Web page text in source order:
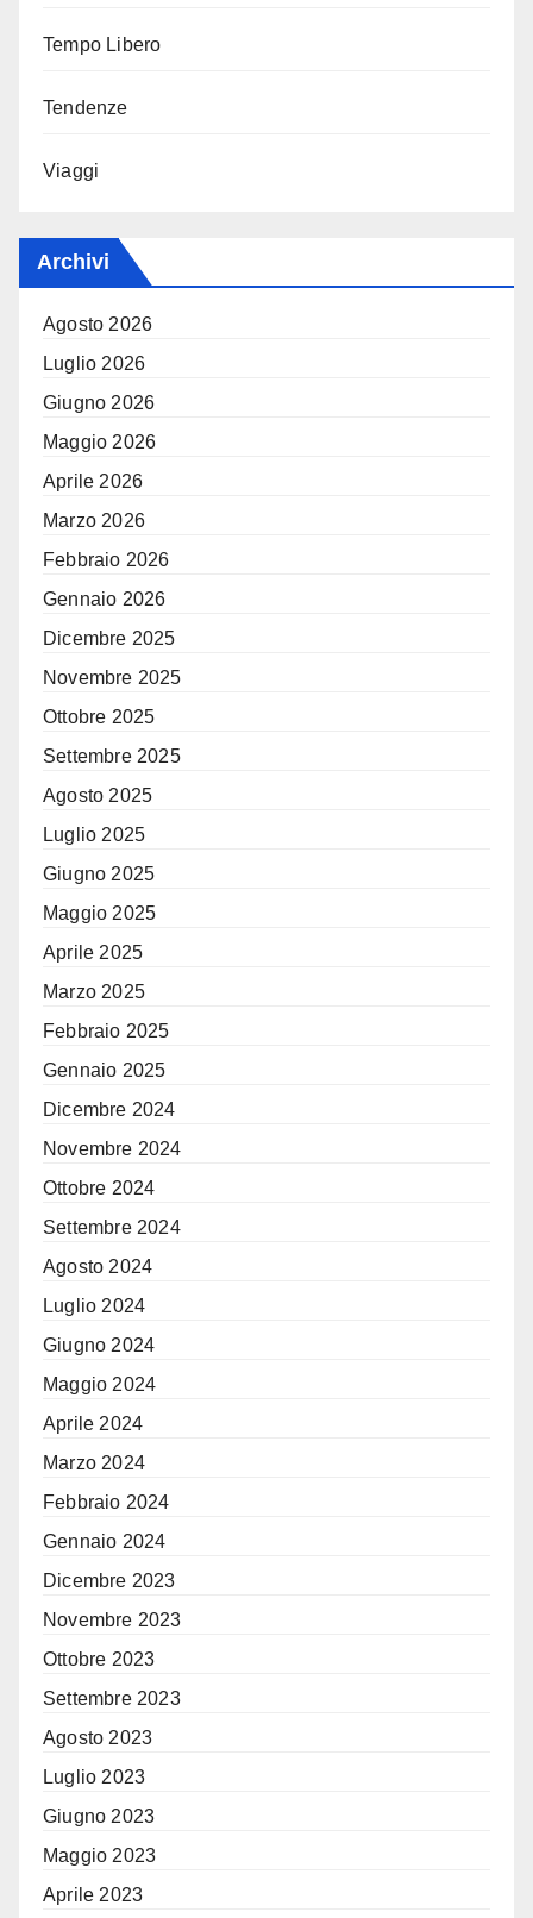
Tempo Libero
Tendenze
Viaggi
Archivi
Agosto 2026
Luglio 2026
Giugno 2026
Maggio 2026
Aprile 2026
Marzo 2026
Febbraio 2026
Gennaio 2026
Dicembre 2025
Novembre 2025
Ottobre 2025
Settembre 2025
Agosto 2025
Luglio 2025
Giugno 2025
Maggio 2025
Aprile 2025
Marzo 2025
Febbraio 2025
Gennaio 2025
Dicembre 2024
Novembre 2024
Ottobre 2024
Settembre 2024
Agosto 2024
Luglio 2024
Giugno 2024
Maggio 2024
Aprile 2024
Marzo 2024
Febbraio 2024
Gennaio 2024
Dicembre 2023
Novembre 2023
Ottobre 2023
Settembre 2023
Agosto 2023
Luglio 2023
Giugno 2023
Maggio 2023
Aprile 2023